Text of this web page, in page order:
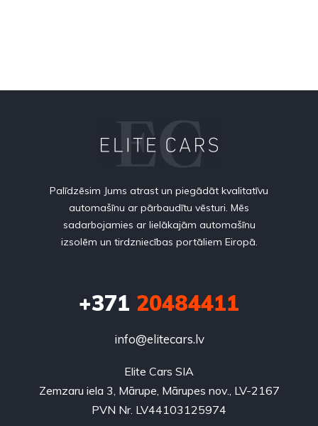
Palīdzēsim Jums atrast un piegādāt kvalitatīvu
automašīnu ar pārbaudītu vēsturi. Mēs
sadarbojamies ar lielākajām automašīnu
izsolēm un tirdzniecības portāliem Eiropā.
+371 20484411
info@elitecars.lv
Elite Cars SIA
Zemzaru iela 3, Mārupe, Mārupes nov., LV-2167
PVN Nr. LV44103125974